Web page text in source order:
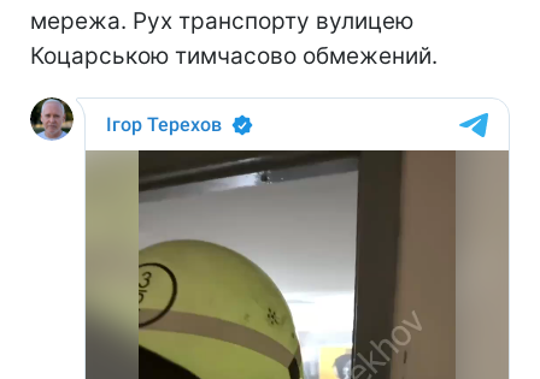
мережа. Рух транспорту вулицею
Коцарською тимчасово обмежений.